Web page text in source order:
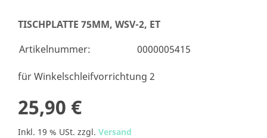
TISCHPLATTE 75MM, WSV-2, ET
Artikelnummer:
0000005415
für Winkelschleifvorrichtung 2
25,90 €
Inkl. 19 % USt. zzgl. Versand